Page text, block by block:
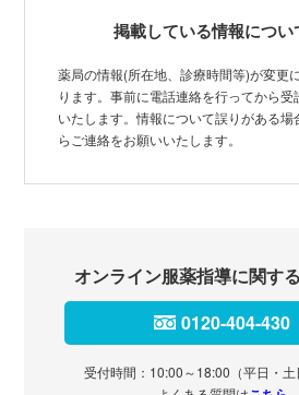
掲載している情報につ
薬局の情報(所在地、診療時間等)が変更
ります。事前に電話連絡を行ってから
いたします。情報について誤りがある
らご連絡をお願いいたします。
オンライン服薬指導に関す
0120-404-430
受付時間：10:00～18:00（平日・土